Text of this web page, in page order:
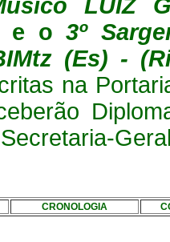
LUIZ
e o3º
(Es) -
na
CRONOLOGIA